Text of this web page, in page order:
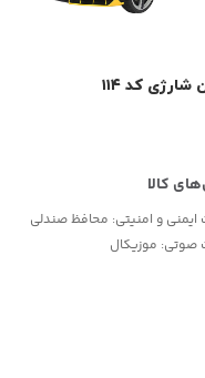
کد ۱۱۴
ایمنی و امنیتی: محافظ صندلی
صوتی: موزیکال
نوری: